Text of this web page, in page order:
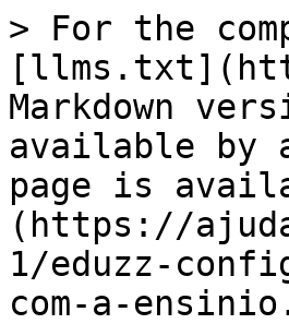
> For the
Markdown
available by
page is
(https://
1/eduzz-
com-a-